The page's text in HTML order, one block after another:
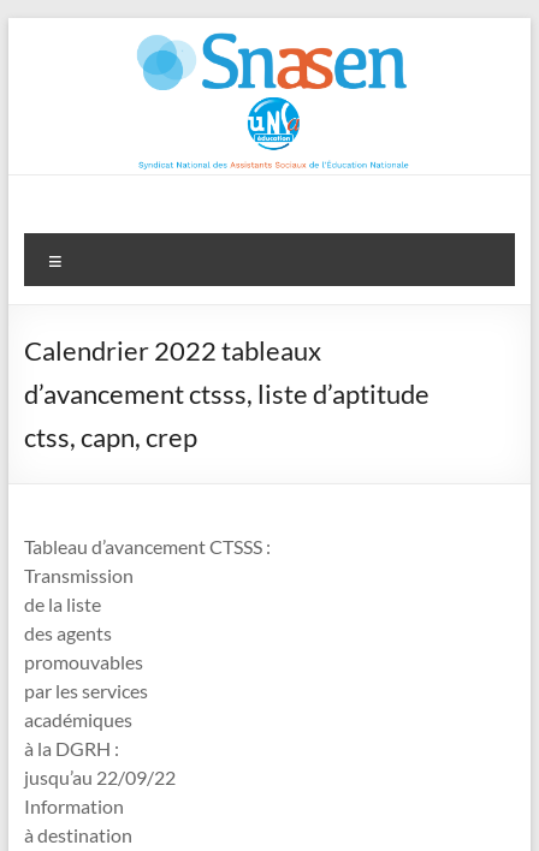
Calendrier 2022 tableaux
d’avancement ctsss, liste d’aptitude
ctss, capn, crep
Tableau d’avancement CTSSS :
Transmission
de la liste
des agents
promouvables
par les services
académiques
à la DGRH :
jusqu’au 22/09/22
Information
à destination